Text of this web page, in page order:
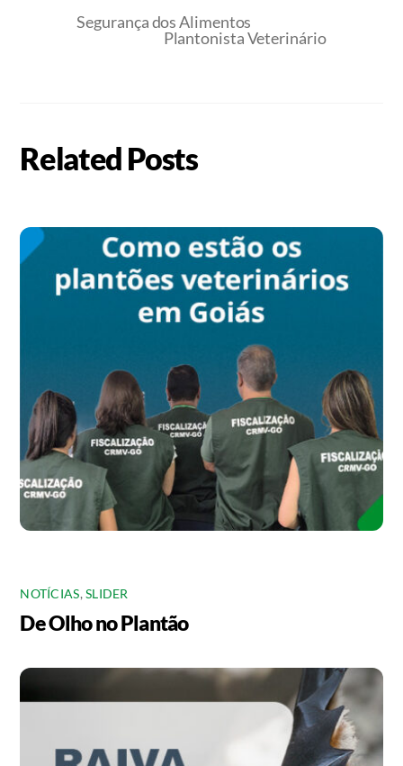
Segurança dos Alimentos
Plantonista Veterinário
Related Posts
NOTÍCIAS,SLIDER
De Olho no Plantão